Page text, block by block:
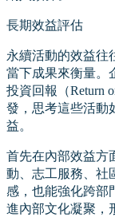
長期效益評估
永續活動的效益往
當下成果來衡量。
投資回報（Return
發，思考這些活動
益。
首先在內部效益方
動、志工服務、社
感，也能強化跨部
進內部文化凝聚，